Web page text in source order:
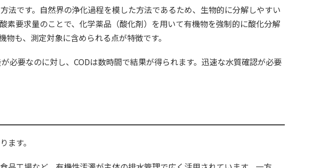
です。自然界の浄化過程を模した方法であるため、生物的に分解しやすい
要求量のことで、化学薬品（酸化剤）を用いて有機物を強制的に酸化分解
も、測定対象に含められる点が特徴です。
要なのに対し、CODは数時間で結果が得られます。迅速な水質確認が必要
ます。